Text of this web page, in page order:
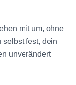
mit um, ohne
selbst fest, dein
unverändert